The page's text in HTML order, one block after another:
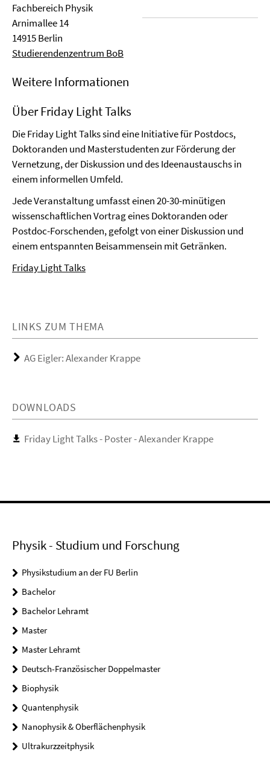
Fachbereich Physik
Arnimallee 14
14915 Berlin
Studierendenzentrum BoB
Weitere Informationen
Über Friday Light Talks
Die Friday Light Talks sind eine Initiative für Postdocs,
Doktoranden und Masterstudenten zur Förderung der
Vernetzung, der Diskussion und des Ideenaustauschs in
einem informellen Umfeld.
Jede Veranstaltung umfasst einen 20-30-minütigen
wissenschaftlichen Vortrag eines Doktoranden oder
Postdoc-Forschenden, gefolgt von einer Diskussion und
einem entspannten Beisammensein mit Getränken.
Friday Light Talks
LINKS ZUM THEMA
AG Eigler: Alexander Krappe
DOWNLOADS
Friday Light Talks - Poster - Alexander Krappe
Physik - Studium und Forschung
Physikstudium an der FU Berlin
Bachelor
Bachelor Lehramt
Master
Master Lehramt
Deutsch-Französischer Doppelmaster
Biophysik
Quantenphysik
Nanophysik & Oberflächenphysik
Ultrakurzzeitphysik